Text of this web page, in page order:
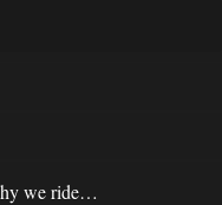
we ride…